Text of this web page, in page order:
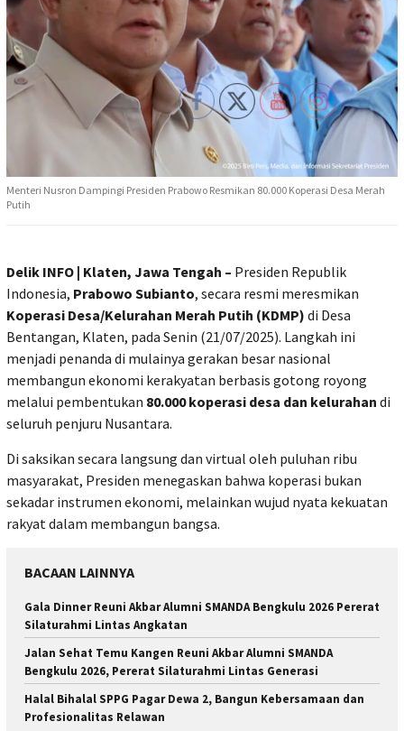
Menteri Nusron Dampingi Presiden Prabowo Resmikan 80.000 Koperasi Desa Merah
Putih
Delik INFO | Klaten, Jawa Tengah – Presiden Republik
Indonesia, Prabowo Subianto, secara resmi meresmikan
Koperasi Desa/Kelurahan Merah Putih (KDMP) di Desa
Bentangan, Klaten, pada Senin (21/07/2025). Langkah ini
menjadi penanda di mulainya gerakan besar nasional
membangun ekonomi kerakyatan berbasis gotong royong
melalui pembentukan 80.000 koperasi desa dan kelurahan di
seluruh penjuru Nusantara.
Di saksikan secara langsung dan virtual oleh puluhan ribu
masyarakat, Presiden menegaskan bahwa koperasi bukan
sekadar instrumen ekonomi, melainkan wujud nyata kekuatan
rakyat dalam membangun bangsa.
BACAAN LAINNYA
Gala Dinner Reuni Akbar Alumni SMANDA Bengkulu 2026 Pererat
Silaturahmi Lintas Angkatan
Jalan Sehat Temu Kangen Reuni Akbar Alumni SMANDA
Bengkulu 2026, Pererat Silaturahmi Lintas Generasi
Halal Bihalal SPPG Pagar Dewa 2, Bangun Kebersamaan dan
Profesionalitas Relawan